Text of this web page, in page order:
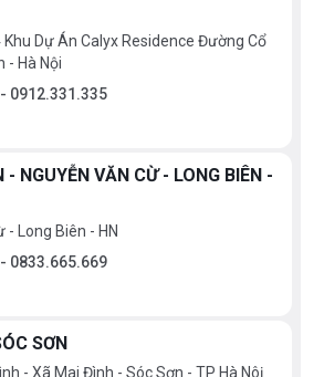
Khu Dự Án Calyx Residence Đường Cổ
- Hà Nội
- 0912.331.335
- NGUYỄN VĂN CỪ - LONG BIÊN -
- Long Biên - HN
- 0833.665.669
SƠN
- Xã Mai Đình - Sóc Sơn - TP Hà Nôị